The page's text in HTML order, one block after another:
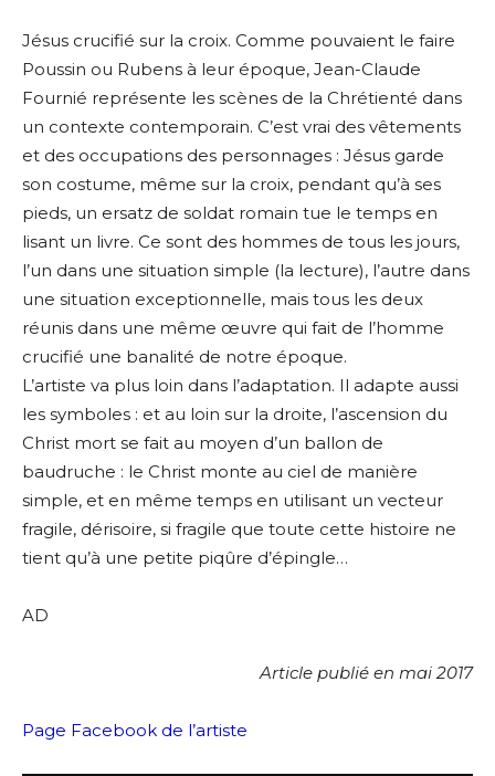
Jésus crucifié sur la croix. Comme pouvaient le faire
Poussin ou Rubens à leur époque, Jean-Claude
Fournié représente les scènes de la Chrétienté dans
un contexte contemporain. C’est vrai des vêtements
et des occupations des personnages : Jésus garde
son costume, même sur la croix, pendant qu’à ses
pieds, un ersatz de soldat romain tue le temps en
lisant un livre. Ce sont des hommes de tous les jours,
l’un dans une situation simple (la lecture), l’autre dans
une situation exceptionnelle, mais tous les deux
réunis dans une même œuvre qui fait de l’homme
crucifié une banalité de notre époque.
L’artiste va plus loin dans l’adaptation. Il adapte aussi
les symboles : et au loin sur la droite, l’ascension du
Christ mort se fait au moyen d’un ballon de
baudruche : le Christ monte au ciel de manière
simple, et en même temps en utilisant un vecteur
fragile, dérisoire, si fragile que toute cette histoire ne
tient qu’à une petite piqûre d’épingle…
AD
Article publié en mai 2017
Page Facebook de l’artiste